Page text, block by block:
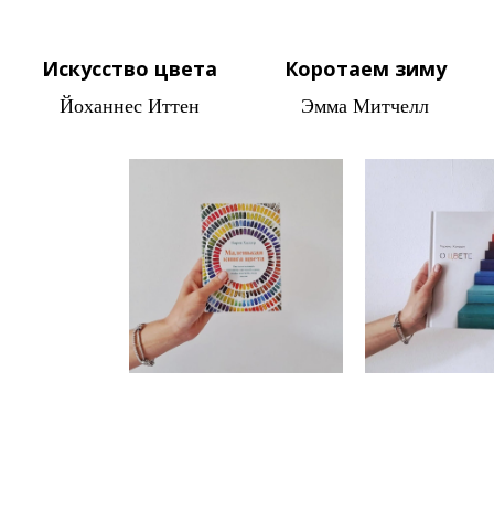
Искусство цвета
Йоханнес Иттен
Коротаем зиму
Эмма Митчелл